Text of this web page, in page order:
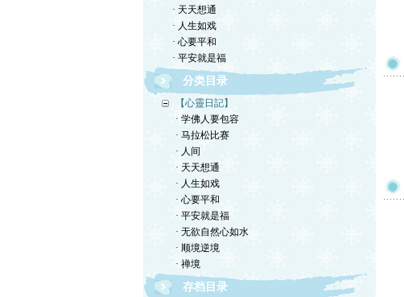
· 天天想通
· 人生如戏
· 心要平和
· 平安就是福
分类目录
【心靈日記】
· 学佛人要包容
· 马拉松比赛
· 人间
· 天天想通
· 人生如戏
· 心要平和
· 平安就是福
· 无欲自然心如水
· 顺境逆境
· 禅境
存档目录